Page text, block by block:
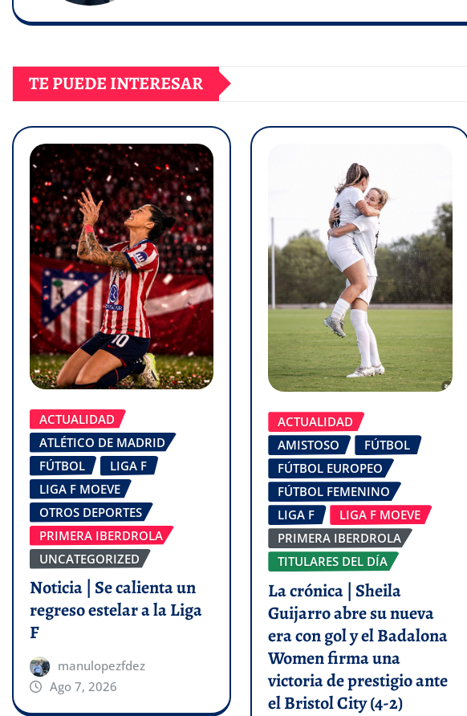
TE PUEDE INTERESAR
ACTUALIDAD
ATLÉTICO DE MADRID
FÚTBOL
LIGA F
LIGA F MOEVE
OTROS DEPORTES
PRIMERA IBERDROLA
UNCATEGORIZED
Noticia | Se calienta un
regreso estelar a la Liga
F
manulopezfdez
Ago 7, 2026
ACTUALIDAD
AMISTOSO
FÚTBOL
FÚTBOL EUROPEO
FÚTBOL FEMENINO
LIGA F
LIGA F MOEVE
PRIMERA IBERDROLA
TITULARES DEL DÍA
La crónica | Sheila
Guijarro abre su nueva
era con gol y el Badalona
Women firma una
victoria de prestigio ante
el Bristol City (4-2)